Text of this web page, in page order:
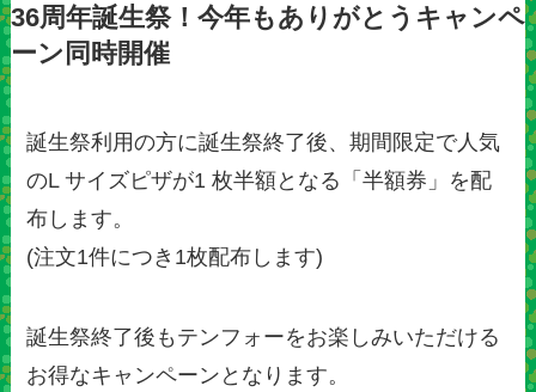
36周年誕生祭！今年もありがとうキャンペ
ーン同時開催
誕生祭利用の方に誕生祭終了後、期間限定で人気
のL サイズピザが1 枚半額となる「半額券」を配
布します。
(注文1件につき1枚配布します)
誕生祭終了後もテンフォーをお楽しみいただける
お得なキャンペーンとなります。